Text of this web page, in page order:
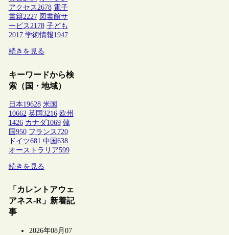
アクセス2678 電子
書籍2227 図書館サ
ービス2178 子ども
2017 学術情報1947
続きを見る
キーワードから検
索（国・地域）
日本19628 米国
10662 英国 3216 欧州
1426 カナダ1069 韓
国 950 フランス 720
ドイツ681 中国 638
オーストラリア599
続きを見る
「カレントアウェ
アネス-R」新着記
事
2026年08月07